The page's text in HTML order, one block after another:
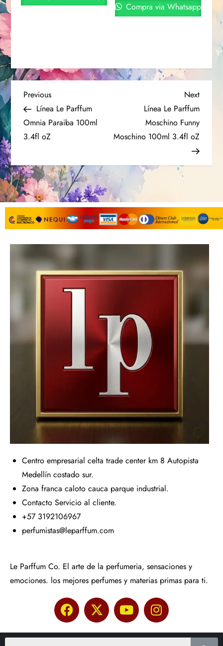
Compra via Whatsapp
Previous
Línea Le Parffum
Omnia Paraiba 100ml
3.4fl oZ
Next
Línea Le Parffum
Moschino Funny
Moschino 100ml 3.4fl oZ
Centro empresarial celta trade center km 8 Autopista
Medellín costado sur.
Zona franca caloto cauca parque industrial.
Contacto Servicio al cliente.
+57 3192106967
perfumistas@leparffum.com
Le Parffum Co. El arte de la perfumeria, sensaciones y
emociones. los mejores perfumes y materias primas para ti.